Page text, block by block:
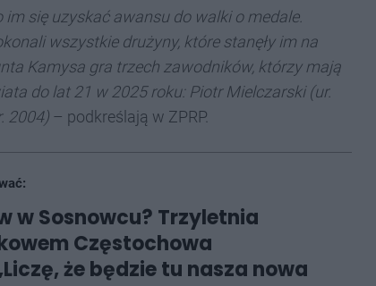
się uzyskać awansu do walki o medale.
wszystkie drużyny, które stanęły im na
Kamysa gra trzech zawodników, którzy mają
do lat 21 w 2025 roku: Piotr Mielczarski (ur.
2004) – podkreślają w ZPRP.
w Sosnowcu? Trzyletnia
Częstochowa
że będzie tu nasza nowa